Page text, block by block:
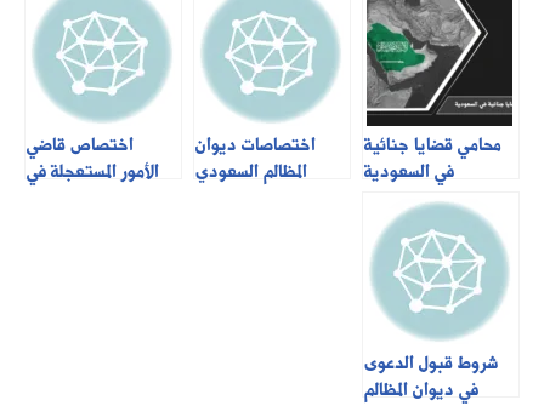
محامي قضايا جنائية
في السعودية
اختصاصات ديوان
المظالم السعودي
اختصاص قاضي
الأمور المستعجلة في
شروط قبول الدعوى
في ديوان المظالم